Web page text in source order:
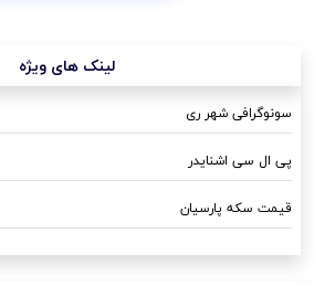
لینک های ویژه
سونوگرافی شهر ری
پی ال سی اشنایدر
قیمت سکه پارسیان